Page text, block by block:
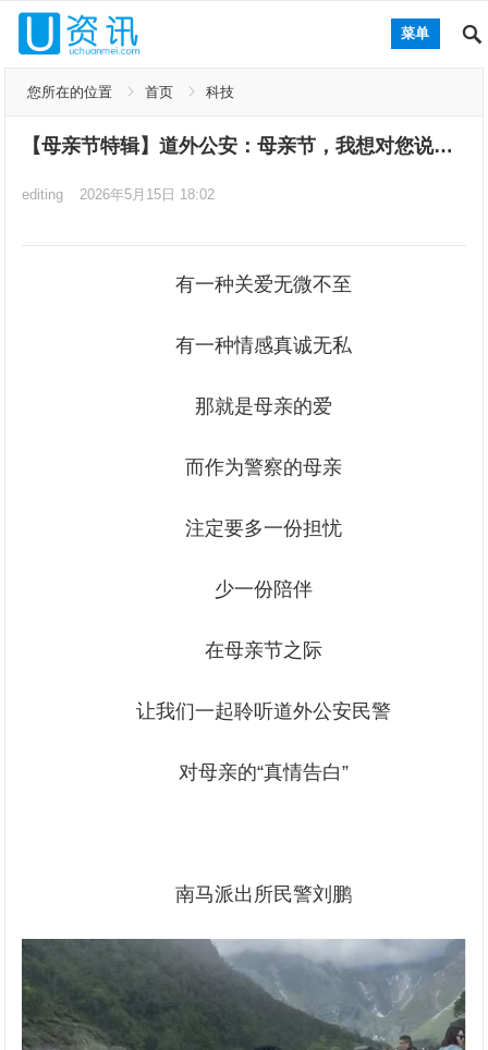
菜单
您所在的位置 首页 科技
【母亲节特辑】道外公安：母亲节，我想对您说…
editing 2026年5月15日 18:02
有一种关爱无微不至
有一种情感真诚无私
那就是母亲的爱
而作为警察的母亲
注定要多一份担忧
少一份陪伴
在母亲节之际
让我们一起聆听道外公安民警
对母亲的“真情告白”
南马派出所民警刘鹏